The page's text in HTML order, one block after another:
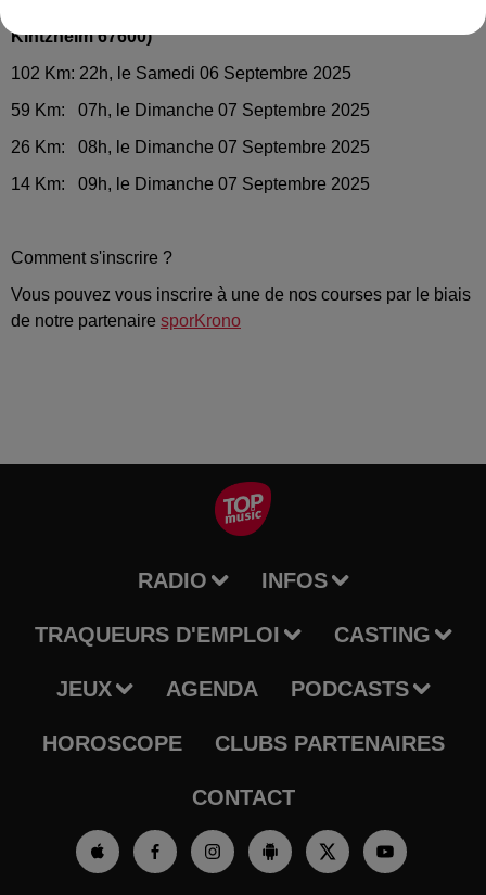
Kintzheim 67600)
102 Km: 22h, le Samedi 06 Septembre 2025
59 Km: 07h, le Dimanche 07 Septembre 2025
26 Km: 08h, le Dimanche 07 Septembre 2025
14 Km: 09h, le Dimanche 07 Septembre 2025
Comment s'inscrire ?
Vous pouvez vous inscrire à une de nos courses par le biais
de notre partenaire sporKrono
RADIO INFOS
TRAQUEURS D'EMPLOI CASTING
JEUX AGENDA PODCASTS
HOROSCOPE CLUBS PARTENAIRES
CONTACT